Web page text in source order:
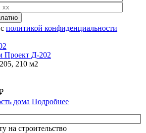
политикой конфиденциальности
Проект Д-202
210 м2
дома Подробнее
на строительство